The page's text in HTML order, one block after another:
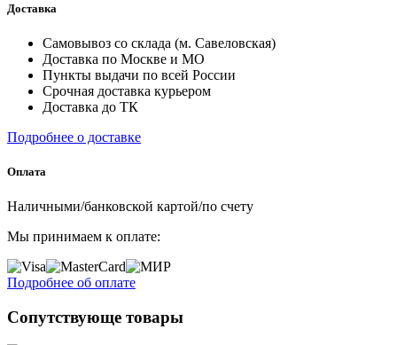
Доставка
Самовывоз со склада (м. Савеловская)
Доставка по Москве и МО
Пункты выдачи по всей России
Срочная доставка курьером
Доставка до ТК
Подробнее о доставке
Оплата
Наличными/банковской картой/по счету
Мы принимаем к оплате:
Подробнее об оплате
Сопутствующе товары